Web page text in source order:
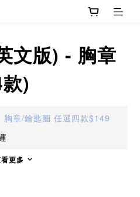
文版) - 胸章
)
胸章/鑰匙圈 任選四款$149
更多